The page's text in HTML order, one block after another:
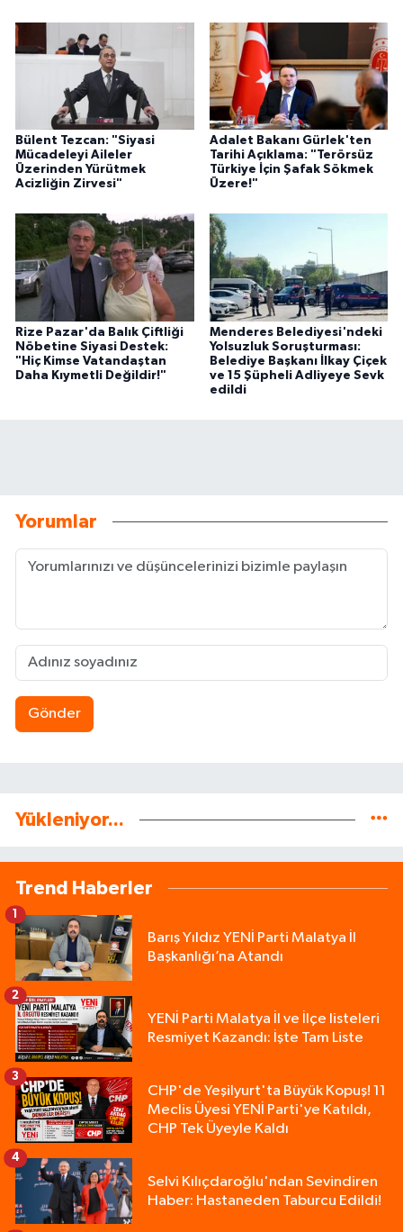
Bülent Tezcan: "Siyasi
Mücadeleyi Aileler
Üzerinden Yürütmek
Acizliğin Zirvesi"
Adalet Bakanı Gürlek'ten
Tarihi Açıklama: "Terörsüz
Türkiye İçin Şafak Sökmek
Üzere!"
Rize Pazar'da Balık Çiftliği
Nöbetine Siyasi Destek:
"Hiç Kimse Vatandaştan
Daha Kıymetli Değildir!"
Menderes Belediyesi'ndeki
Yolsuzluk Soruşturması:
Belediye Başkanı İlkay Çiçek
ve 15 Şüpheli Adliyeye Sevk
edildi
Yorumlar
Gönder
Yükleniyor...
Trend Haberler
Barış Yıldız YENİ Parti Malatya İl
Başkanlığı’na Atandı
1
YENİ Parti Malatya İl ve İlçe listeleri
Resmiyet Kazandı: İşte Tam Liste
2
CHP'de Yeşilyurt'ta Büyük Kopuş! 11
Meclis Üyesi YENİ Parti'ye Katıldı,
CHP Tek Üyeyle Kaldı
3
Selvi Kılıçdaroğlu'ndan Sevindiren
Haber: Hastaneden Taburcu Edildi!
4